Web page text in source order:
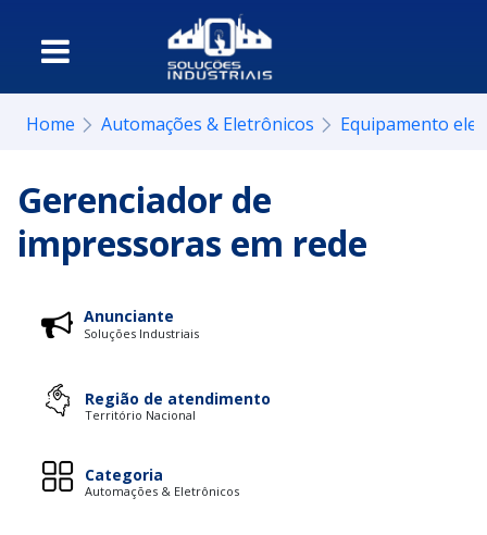
Home Automações & Eletrônicos Equipamento
Gerenciador de
impressoras em rede
Anunciante
Soluções Industriais
Região de atendimento
Território Nacional
Categoria
Automações & Eletrônicos